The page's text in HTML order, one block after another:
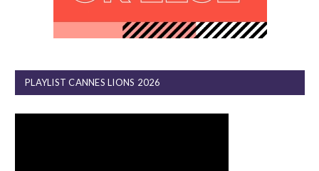
PLAYLIST CANNES LIONS 2026